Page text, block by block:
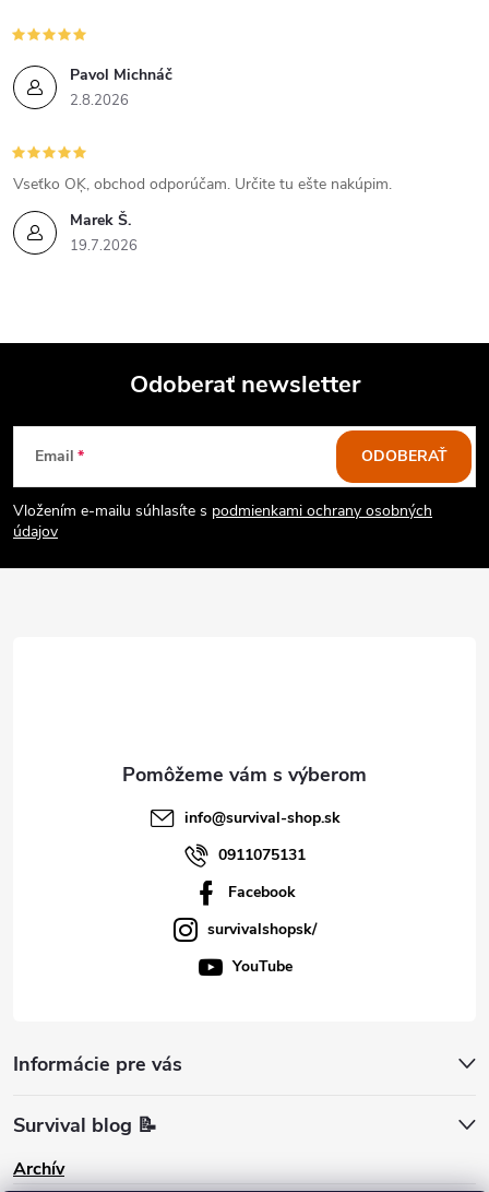
Pavol Michnáč
2.8.2026
Marek Š.
19.7.2026
Vseťko OĶ, obchod odporúčam. Určite tu ešte nakúpim.
Z
á
p
Odoberať newsletter
Email
Vložením e-mailu súhlasíte s podmienkami ochrany osobných
údajov
ODOBERAŤ
info@survival-shop.sk
0911075131
Facebook
survivalshopsk/
YouTube
Informácie pre vás
Survival blog 📝
Archív